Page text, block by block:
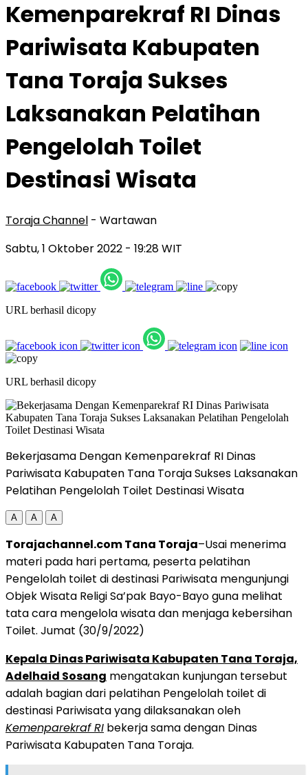
Kemenparekraf RI Dinas
Pariwisata Kabupaten
Tana Toraja Sukses
Laksanakan Pelatihan
Pengelolah Toilet
Destinasi Wisata
Toraja Channel - Wartawan
Sabtu, 1 Oktober 2022 - 19:28 WIT
URL berhasil dicopy
URL berhasil dicopy
Bekerjasama Dengan Kemenparekraf RI Dinas
Pariwisata Kabupaten Tana Toraja Sukses Laksanakan
Pelatihan Pengelolah Toilet Destinasi Wisata
A A A
Torajachannel.com Tana Toraja–Usai menerima
materi pada hari pertama, peserta pelatihan
Pengelolah toilet di destinasi Pariwisata mengunjungi
Objek Wisata Religi Sa’pak Bayo-Bayo guna melihat
tata cara mengelola wisata dan menjaga kebersihan
Toilet. Jumat (30/9/2022)
Kepala Dinas Pariwisata Kabupaten Tana Toraja,
Adelhaid Sosang mengatakan kunjungan tersebut
adalah bagian dari pelatihan Pengelolah toilet di
destinasi Pariwisata yang dilaksanakan oleh
Kemenparekraf RI bekerja sama dengan Dinas
Pariwisata Kabupaten Tana Toraja.